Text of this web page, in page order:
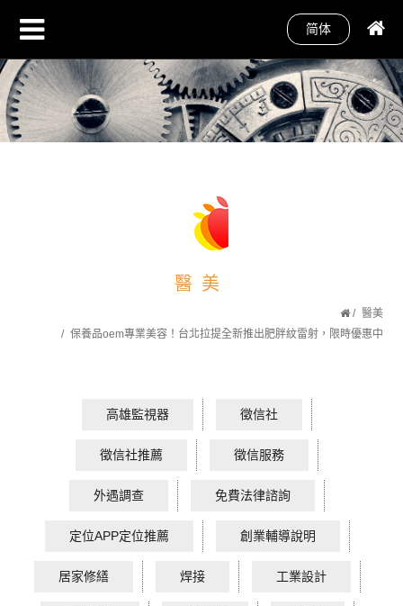
简体
醫美
醫美
保養品oem專業美容！台北拉提全新推出肥胖紋雷射，限時優惠中
高雄監視器 徵信社
徵信社推薦 徵信服務
外遇調查 免費法律諮詢
定位APP定位推薦 創業輔導說明
居家修繕 焊接 工業設計